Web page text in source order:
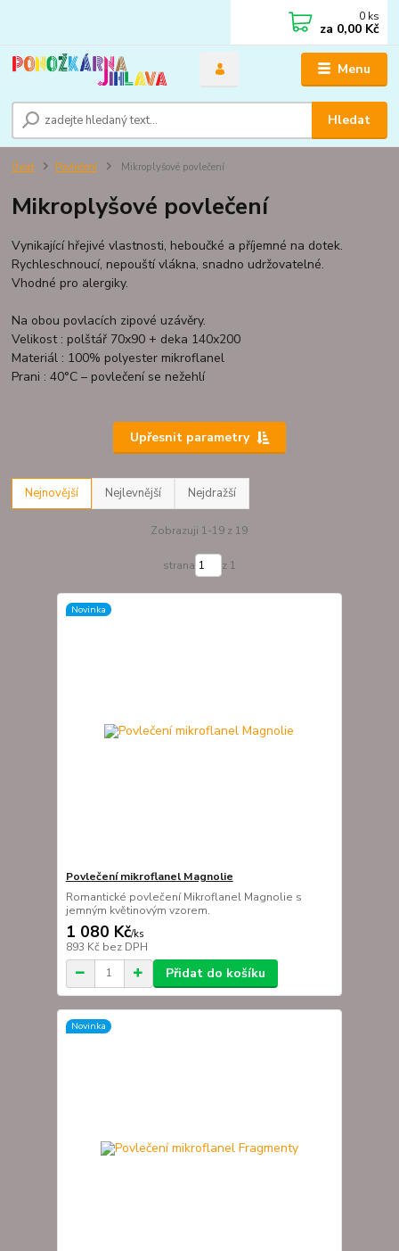
Menu
Hledat
0 ks
za 0,00 Kč
Úvod Povlečení Mikroplyšové povlečení
Mikroplyšové povlečení
Vynikající hřejivé vlastnosti, heboučké a příjemné na dotek.
Rychleschnoucí, nepouští vlákna, snadno udržovatelné.
Vhodné pro alergiky.
Na obou povlacích zipové uzávěry.
Velikost : polštář 70x90 + deka 140x200
Materiál : 100% polyester mikroflanel
Prani : 40°C – povlečení se nežehlí
Upřesnit parametry
Nejnovější Nejlevnější Nejdražší
Zobrazuji 1-19 z 19
strana z 1
Novinka
Povlečení mikroflanel Magnolie
Romantické povlečení Mikroflanel Magnolie s
jemným květinovým vzorem.
1 080 Kč/ks
893 Kč bez DPH
Přidat do košíku
Novinka